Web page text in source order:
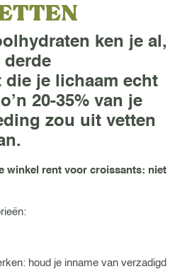
ken je al,
derde
die je lichaam echt
20-35% van je
zou uit vetten
winkel rent voor croissants: niet
houd je inname van verzadigd